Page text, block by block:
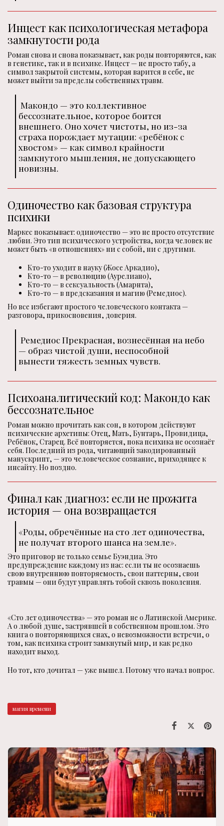
Инцест как психологическая метафора
замкнутости рода
Роман снова и снова показывает, как роды повторяются, как
в генетике, так и в психике. Инцест — не просто табу, а
символ закрытой системы, которая варится в себе, не
может выйти за пределы собственных травм.
Макондо — это коллективное
бессознательное, которое боится
внешнего. Оно хочет чистоты, но из-за
страха порождает мутации: «ребёнок с
хвостом» — как символ крайности
замкнутого мышления, не допускающего
новизны.
Одиночество как базовая структура
психики
Маркес показывает: одиночество — это не просто отсутствие
любви. Это тип психического устройства, когда человек не
может быть «в отношениях» ни с собой, ни с другими.
Кто-то уходит в науку (Жосе Аркадио),
Кто-то — в революцию (Аурелиано),
Кто-то — в сексуальность (Амарнта),
Кто-то — в предсказания и магию (Ремедиос).
Но все избегают простого человеческого контакта —
разговора, прикосновения, доверия.
Ремедиос Прекрасная, вознесённая на небо
— образ чистой души, неспособной
вынести тяжесть земных чувств.
Психоаналитический код: Макондо как
бессознательное
Роман можно прочитать как сон, в котором действуют
психические архетипы: Отец, Мать, Бунтарь, Провидица,
Ребёнок, Старец. Всё повторяется, пока психика не осознаёт
себя. Последний из рода, читающий закодированный
манускрипт, — это человеческое сознание, приходящее к
инсайту. Но поздно.
Финал как диагноз: если не прожита
история — она возвращается
«Роды, обречённые на сто лет одиночества,
не получат второго шанса на земле».
Это приговор не только семье Буэндиа. Это
предупреждение каждому из нас: если ты не осознаешь
свою внутреннюю повторяемость, свои паттерны, свои
травмы — они будут управлять тобой сквозь поколения.
«Сто лет одиночества» — это роман не о Латинской Америке.
А о любой душе, застрявшей в собственном прошлом. Это
книга о повторяющихся снах, о невозможности встречи, о
том, как психика строит замкнутый мир, и как редко
находит выход.
Но тот, кто дочитал — уже вышел. Потому что начал вопрос.
магия времени